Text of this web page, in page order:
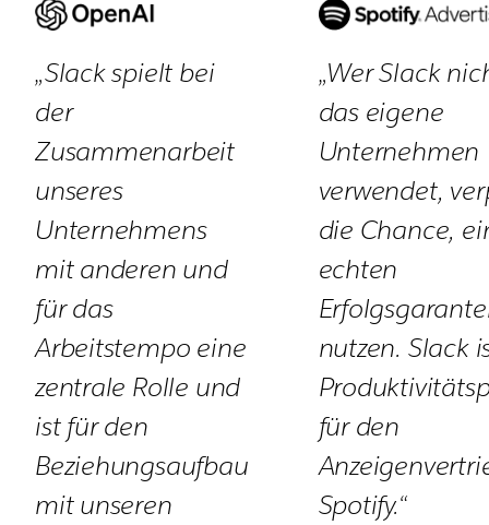
„Slack spielt bei
der
Zusammenarbeit
unseres
Unternehmens
mit anderen und
für das
Arbeitstempo eine
zentrale Rolle und
ist für den
Beziehungsaufbau
mit unseren
„Wer Slack
das eigene
Unternehmen
verwendet,
die Chance,
echten
nutzen. Slack
für den
Spotify.“